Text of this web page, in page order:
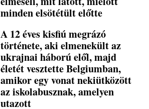
minden elsötétült előtte
A 12 éves kisfiú megrázó
története, aki elmenekült az
ukrajnai háború elől, majd
életét vesztette Belgiumban,
amikor egy vonat nekiütközött
az iskolabusznak, amelyen
utazott